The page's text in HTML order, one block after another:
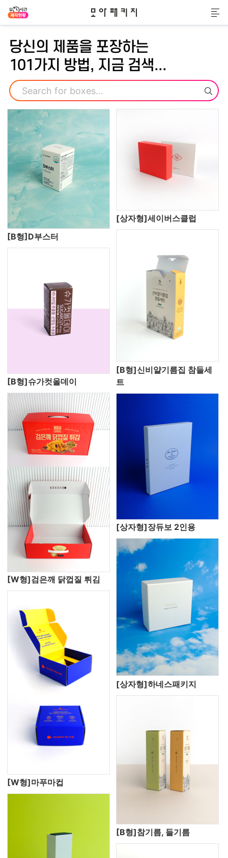
모아패키지
메
당신의 제품을 포장하는
101가지 방법, 지금 검색...
검색
[B형]D부스터
[상자형]세이버스클럽
[B형]슈가컷올데이
[B형]신비얄기름집 참들세
트
[W형]검은깨 닭껍질 튀김
[상자형]장듀보 2인용
[W형]마푸마컵
[상자형]하네스패키지
[B형]참기름, 들기름